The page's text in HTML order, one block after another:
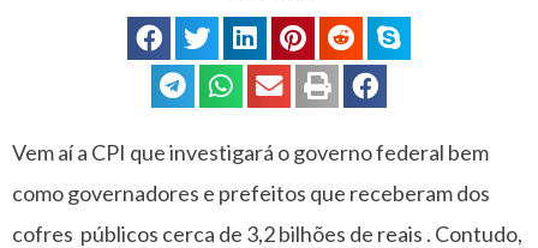
Vem aí a CPI que investigará o governo federal bem
como governadores e prefeitos que receberam dos
cofres públicos cerca de 3,2 bilhões de reais . Contudo,